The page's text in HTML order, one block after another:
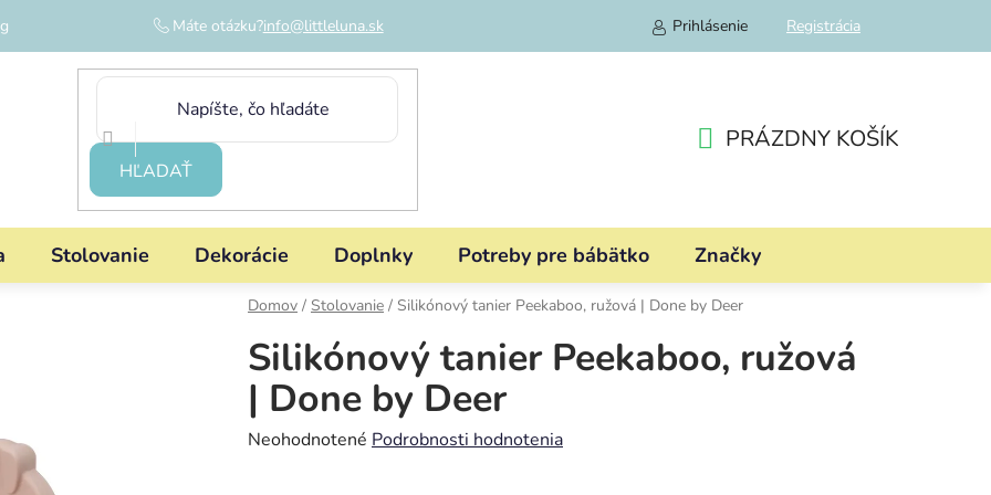
Máte otázku?info@littleluna.sk Prihlásenie Registrácia
HĽADAŤ
KOŠÍK
PRÁZDNY KOŠÍK
Stolovanie Dekorácie Doplnky Potreby pre bábätko Značky
Domov / Stolovanie / Silikónový tanier Peekaboo, ružová | Done by Deer
Silikónový tanier Peekaboo, ružová
| Done by Deer
Priemerné
Neohodnotené Podrobnosti hodnotenia